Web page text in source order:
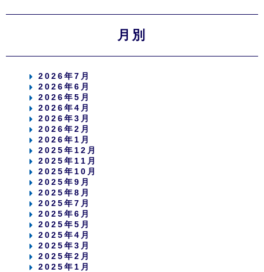
月別
2026年7月
2026年6月
2026年5月
2026年4月
2026年3月
2026年2月
2026年1月
2025年12月
2025年11月
2025年10月
2025年9月
2025年8月
2025年7月
2025年6月
2025年5月
2025年4月
2025年3月
2025年2月
2025年1月